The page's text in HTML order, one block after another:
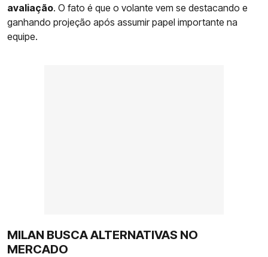
avaliação. O fato é que o volante vem se destacando e
ganhando projeção após assumir papel importante na
equipe.
MILAN BUSCA ALTERNATIVAS NO
MERCADO